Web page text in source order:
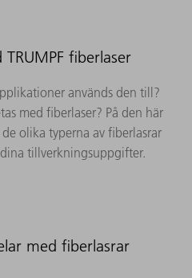
fiberlaser
används den till?
med fiberlaser? På den här
olika typerna av fiberlasrar
tillverkningsuppgifter.
med fiberlasrar